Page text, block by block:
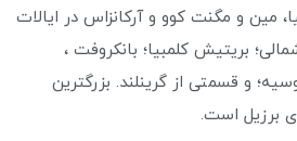
مین و مگنت کوو و آرکانزاس در ایالات
بریتیش کلمبیا؛ بانكروفت ،
و قسمتی از گرینلند. بزرگترین
برزیل است.